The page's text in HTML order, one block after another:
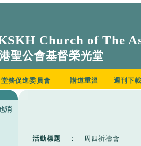
Church of The
聖公會基督榮光堂
堂務促進委員會 講道重溫 週刊下
消
活動標題 ： 周四祈禱會